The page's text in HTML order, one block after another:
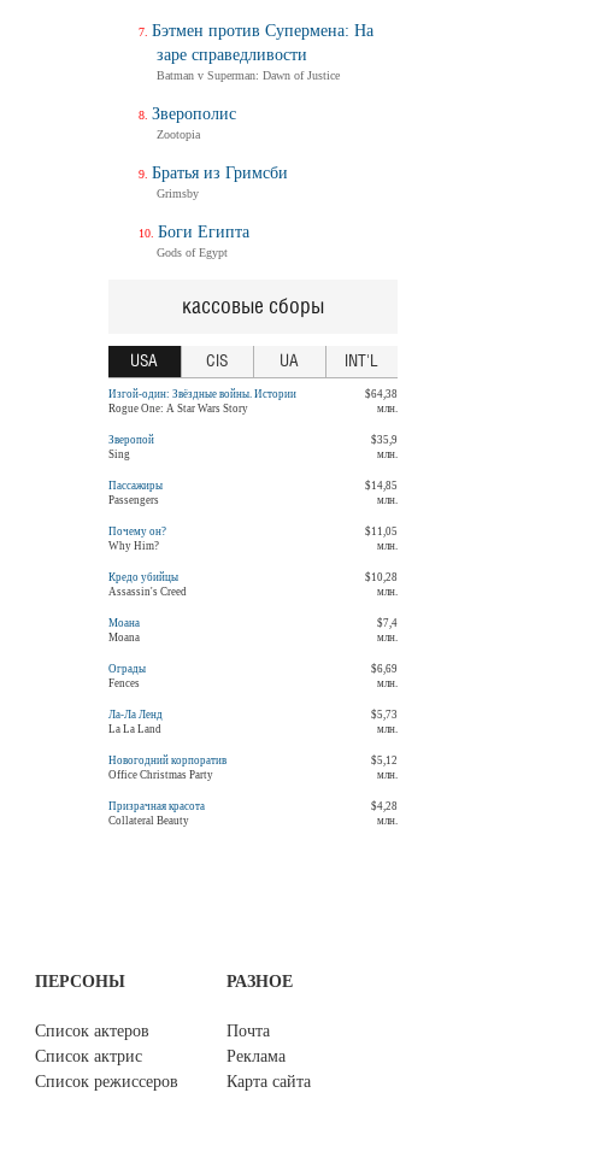
Бэтмен против Супермена: На
заре справедливости
Batman v Superman: Dawn of Justice
Зверополис
Zootopia
Братья из Гримсби
Grimsby
Боги Египта
Gods of Egypt
кассовые сборы
USA CIS UA INT'L
Изгой-один: Звёздные войны. Истории
Rogue One: A Star Wars Story
$64,38
млн.
Зверопой
Sing
$35,9
млн.
Пассажиры
Passengers
$14,85
млн.
Почему он?
Why Him?
$11,05
млн.
Кредо убийцы
Assassin's Creed
$10,28
млн.
Моана
Moana
$7,4
млн.
Ограды
Fences
$6,69
млн.
Ла-Ла Ленд
La La Land
$5,73
млн.
Новогодний корпоратив
Office Christmas Party
$5,12
млн.
Призрачная красота
Collateral Beauty
$4,28
млн.
ПЕРСОНЫ
Список актеров
Список актрис
Список режиссеров
РАЗНОЕ
Почта
Реклама
Карта сайта